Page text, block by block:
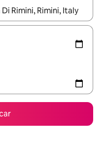
podrás navegar